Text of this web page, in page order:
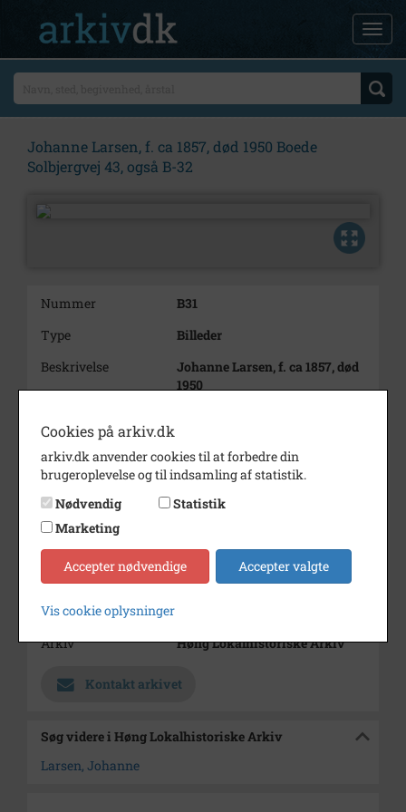
Johanne Larsen, f. ca 1857, død 1950 Boede
Solbjergvej 43, også B-32
Nummer
B31
Type
Billeder
Beskrivelse
Johanne Larsen, f. ca 1857, død
1950
Årstal
Dateringsnote
efter 1918
Fotograf
Ukendt
Se på kort
Type
Sogn (1000-2050)
Arkiv
Høng Lokalhistoriske Arkiv
Kontakt arkivet
Søg videre i Høng Lokalhistoriske Arkiv
Larsen, Johanne
Cookies på arkiv.dk
arkiv.dk anvender cookies til at forbedre din
brugeroplevelse og til indsamling af statistik.
Nødvendig
Statistik
Marketing
Accepter nødvendige Accepter valgte
Vis cookie oplysninger